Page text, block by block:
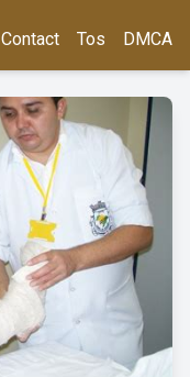
Contact Tos DMCA